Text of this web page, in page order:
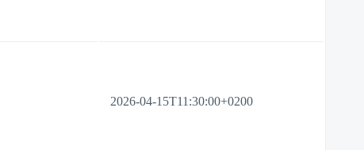
2026-04-15T11:30:00+0200